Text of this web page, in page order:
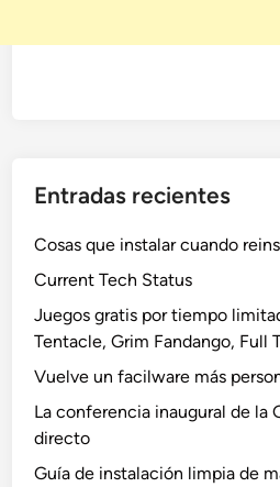
Entradas recientes
Cosas que instalar cuando
Current Tech Status
Juegos gratis por tiempo
Tentacle, Grim Fandango, Full
Vuelve un facilware más
La conferencia inaugural de la
directo
Guía de instalación limpia de